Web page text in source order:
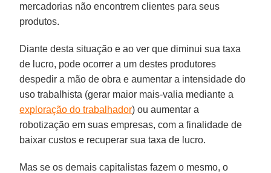
mercadorias não encontrem clientes para seus
produtos.
Diante desta situação e ao ver que diminui sua taxa
de lucro, pode ocorrer a um destes produtores
despedir a mão de obra e aumentar a intensidade do
uso trabalhista (gerar maior mais-valia mediante a
exploração do trabalhador) ou aumentar a
robotização em suas empresas, com a finalidade de
baixar custos e recuperar sua taxa de lucro.
Mas se os demais capitalistas fazem o mesmo, o